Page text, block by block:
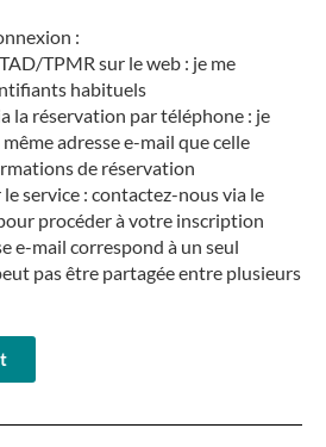
:
TPMR sur le web : je me
habituels
la réservation par téléphone : je
adresse e-mail que celle
de réservation
le service : contactez-nous via le
procéder à votre inscription
e-mail correspond à un seul
pas être partagée entre plusieurs